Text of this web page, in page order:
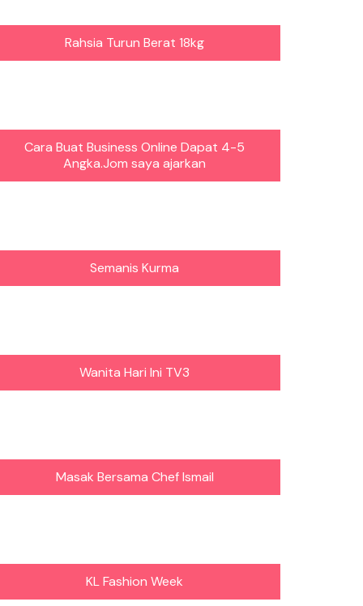
Rahsia Turun Berat 18kg
Cara Buat Business Online Dapat 4-5
Angka.Jom saya ajarkan
Semanis Kurma
Wanita Hari Ini TV3
Masak Bersama Chef Ismail
KL Fashion Week